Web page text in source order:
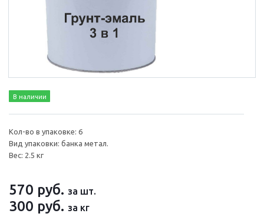
В наличии
Кол-во в упаковке: 6
Вид упаковки: банка метал.
Вес: 2.5 кг
570 руб. за шт.
300 руб. за кг